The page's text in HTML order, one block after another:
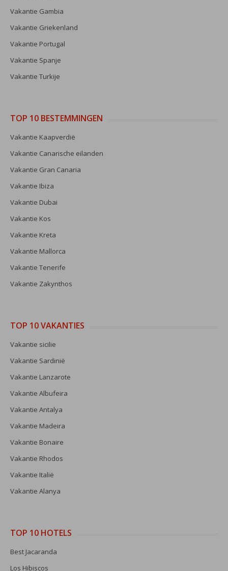
Vakantie Gambia
Vakantie Griekenland
Vakantie Portugal
Vakantie Spanje
Vakantie Turkije
TOP 10 BESTEMMINGEN
Vakantie Kaapverdië
Vakantie Canarische eilanden
Vakantie Gran Canaria
Vakantie Ibiza
Vakantie Dubai
Vakantie Kos
Vakantie Kreta
Vakantie Mallorca
Vakantie Tenerife
Vakantie Zakynthos
TOP 10 VAKANTIES
Vakantie sicilie
Vakantie Sardinië
Vakantie Lanzarote
Vakantie Albufeira
Vakantie Antalya
Vakantie Madeira
Vakantie Bonaire
Vakantie Rhodos
Vakantie Italië
Vakantie Alanya
TOP 10 HOTELS
Best Jacaranda
Los Hibiscos